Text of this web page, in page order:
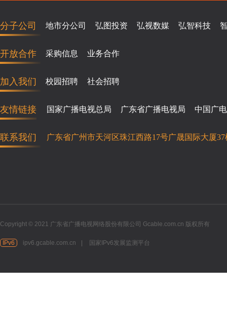
分子公司 地市分公司 弘图投资 弘视数媒 弘智科技
开放合作 采购信息 业务合作
加入我们 校园招聘 社会招聘
友情链接 国家广播电视总局 广东省广播电视局 中国广电
联系我们 广东省广州市天河区珠江西路17号广晟国际大厦37
Copyright © 2021 广东省广播电视网络股份有限公司 Gcable.com.cn 版权所有
IPv6 ipv6.gcable.com.cn | 国家IPv6发展监测平台